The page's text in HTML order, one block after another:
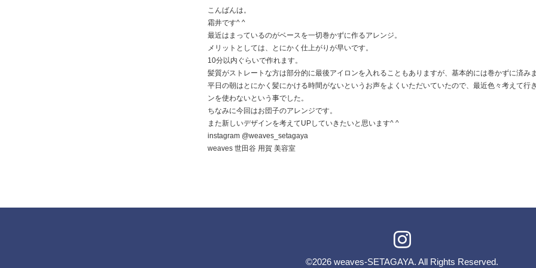
こんばんは。
霜井です^ ^
最近はまっているのがベースを一切巻かずに作るアレンジ。
メリットとしては、とにかく仕上がりが早いです。
10分以内ぐらいで作れます。
髪質がストレートな方は部分的に最後アイロンを入れることもありますが、基本的には巻かずに済みま
平日の朝はとにかく髪にかける時間がないというお声をよくいただいていたので、最近色々考えて行
ンを使わないという事でした。
ちなみに今回はお団子のアレンジです。
また新しいデザインを考えてUPしていきたいと思います^ ^
instagram @weaves_setagaya
weaves 世田谷 用賀 美容室
©2026 weaves-SETAGAYA. All Rights Reserved.